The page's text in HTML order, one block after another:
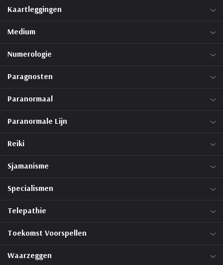
Kaartleggingen
Medium
Numerologie
Paragnosten
Paranormaal
Paranormale Lijn
Reiki
Sjamanisme
Specialismen
Telepathie
Toekomst Voorspellen
Waarzeggen